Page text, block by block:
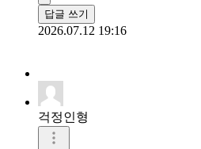
답글 쓰기
2026.07.12 19:16
걱정인형